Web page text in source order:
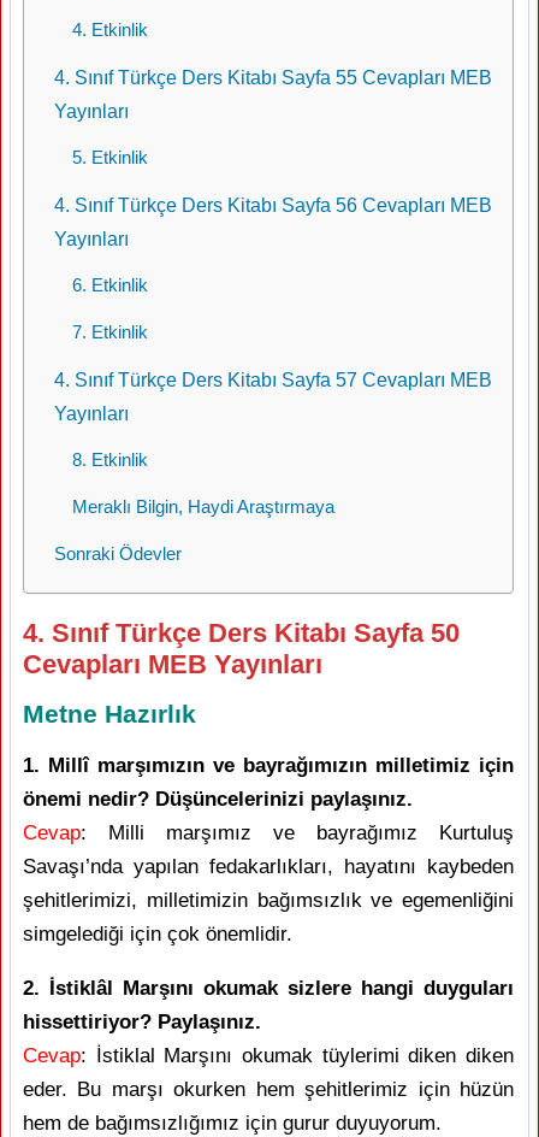
4. Etkinlik
4. Sınıf Türkçe Ders Kitabı Sayfa 55 Cevapları MEB
Yayınları
5. Etkinlik
4. Sınıf Türkçe Ders Kitabı Sayfa 56 Cevapları MEB
Yayınları
6. Etkinlik
7. Etkinlik
4. Sınıf Türkçe Ders Kitabı Sayfa 57 Cevapları MEB
Yayınları
8. Etkinlik
Meraklı Bilgin, Haydi Araştırmaya
Sonraki Ödevler
4. Sınıf Türkçe Ders Kitabı Sayfa 50
Cevapları MEB Yayınları
Metne Hazırlık
1. Millî marşımızın ve bayrağımızın milletimiz için
önemi nedir? Düşüncelerinizi paylaşınız.
Cevap: Milli marşımız ve bayrağımız Kurtuluş
Savaşı’nda yapılan fedakarlıkları, hayatını kaybeden
şehitlerimizi, milletimizin bağımsızlık ve egemenliğini
simgelediği için çok önemlidir.
2. İstiklâl Marşını okumak sizlere hangi duyguları
hissettiriyor? Paylaşınız.
Cevap: İstiklal Marşını okumak tüylerimi diken diken
eder. Bu marşı okurken hem şehitlerimiz için hüzün
hem de bağımsızlığımız için gurur duyuyorum.